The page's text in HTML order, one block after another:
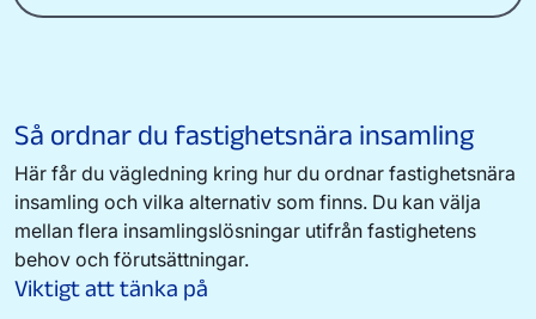
eller kontor i samma byggnad – kan också få
förpackningsinsamling. Då måste både
fastighetsägaren och avfallsinsamlaren godkänna
det.Se anmälan om samlokaliserad verksamhet.
Avfall i kärl
Restavfall
Så ordnar du fastighetsnära insamling
Här får du vägledning kring hur du ordnar fastighetsnära
insamling och vilka alternativ som finns. Du kan välja
mellan flera insamlingslösningar utifrån fastighetens
behov och förutsättningar.
Viktigt att tänka på